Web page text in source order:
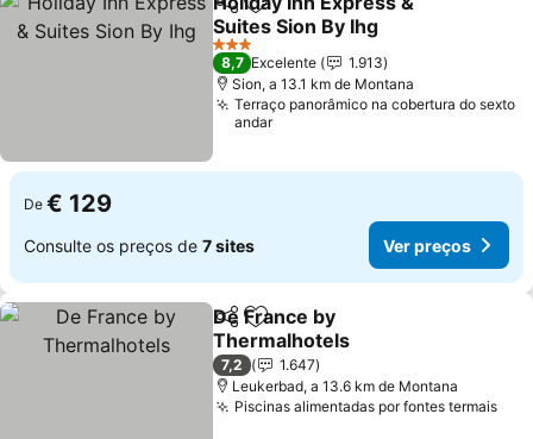
PartilharAdicionar aos favoritos
Suites Sion By Ihg
Ver preços
3 Estrelas
8,7 Excelente
1.913
Sion, a 13.1 km de Montana
Terraço panorâmico na cobertura do sexto
andar
De € 129
Consulte os preços de 7 sites Ver preços
PartilharAdicionar aos favoritos
De France by
Thermalhotels
Ver preços
7,2
1.647
Leukerbad, a 13.6 km de Montana
Piscinas alimentadas por fontes termaisVer